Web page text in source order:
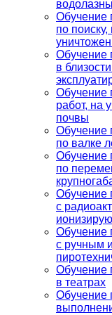
Обучение
по
Обучение
в
Обучение
работ, на
почвы
Обучение
по валке
Обучение
по
Обучение
с
Обучение
с ручным
Обучение
в театрах
Обучение